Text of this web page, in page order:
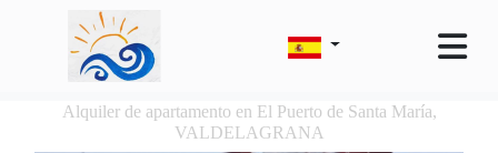
Alquiler de apartamento en El Puerto de Santa María,
VALDELAGRANA